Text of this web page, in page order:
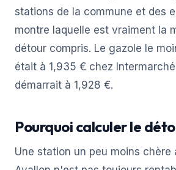
stations de la commune et des
montre laquelle est vraiment la
détour compris. Le gazole le
était à 1,935 € chez
démarrait à 1,928 €.
Pourquoi calculer le
Une station un peu moins chère